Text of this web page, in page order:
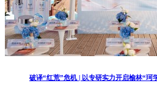
破译“红荒”危机 | 以专研实力开启榆林“珂